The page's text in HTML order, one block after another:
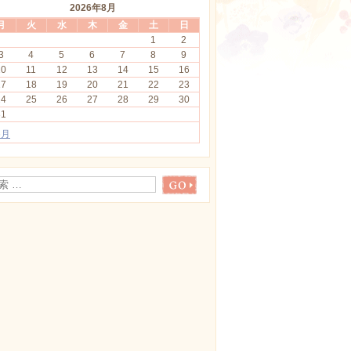
2026年8月
火 水 木 金 土 日
1
2
4 5 6 7 8
9
11 12 13 14 15
16
18 19 20 21 22
23
25 26 27 28 29
30